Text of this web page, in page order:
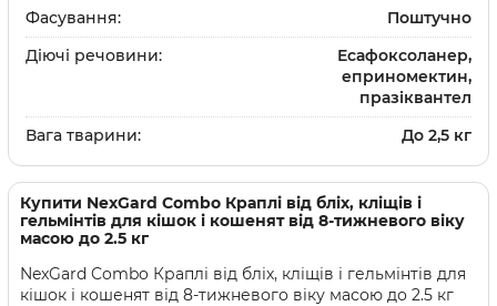
Фасування:
Поштучно
Діючі речовини:
Есафоксоланер,
еприномектин,
празіквантел
Вага тварини:
До 2,5 кг
Купити NexGard Combo Краплі від бліх, кліщів і
гельмінтів для кішок і кошенят від 8-тижневого віку
масою до 2.5 кг
NexGard Combo Краплі від бліх, кліщів і гельмінтів для
кішок і кошенят від 8-тижневого віку масою до 2.5 кг